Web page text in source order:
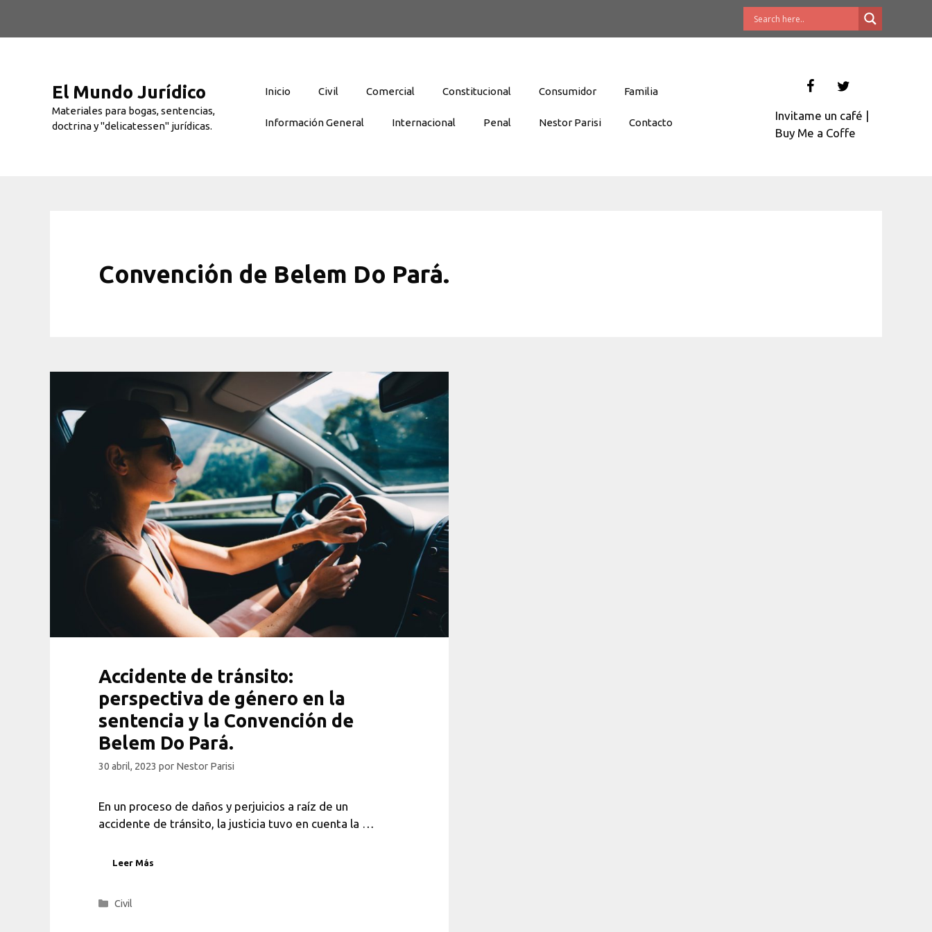
El Mundo Jurídico
Materiales para bogas, sentencias,
doctrina y "delicatessen" jurídicas.
Inicio Civil Comercial Constitucional Consumidor Familia
Información General Internacional Penal Nestor Parisi Contacto
Invitame un café |
Buy Me a Coffe
Convención de Belem Do Pará.
Accidente de tránsito:
perspectiva de género en la
sentencia y la Convención de
Belem Do Pará.
30 abril, 2023 por Nestor Parisi
En un proceso de daños y perjuicios a raíz de un
accidente de tránsito, la justicia tuvo en cuenta la …
Leer Más
Categorías
Civil